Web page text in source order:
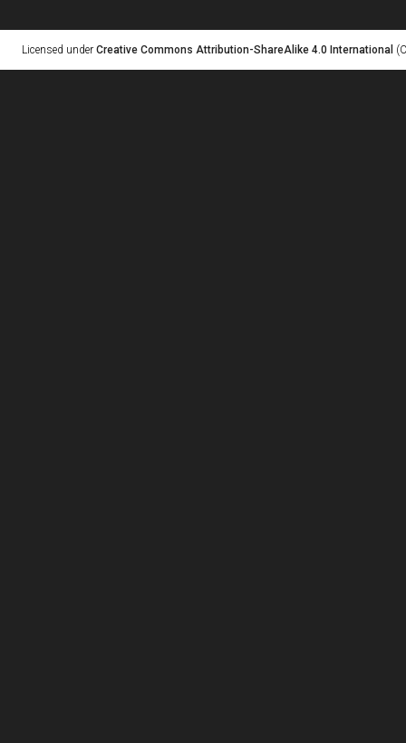
Licensed under Creative Commons Attribution-ShareAlike 4.0 International